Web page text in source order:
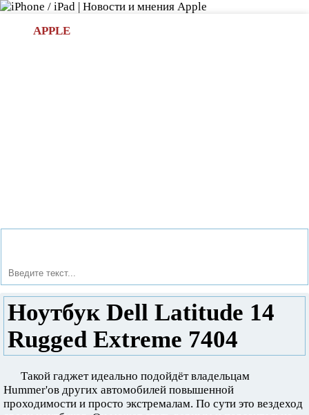
APPLE
Ноутбук Dell Latitude 14
Rugged Extreme 7404
Такой гаджет идеально подойдёт владельцам
Hummer'ов других автомобилей повышенной
проходимости и просто экстремалам. По сути это вездеход